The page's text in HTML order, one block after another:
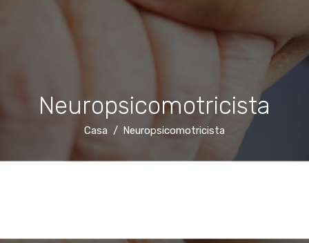
Neuropsicomotricista
Casa Neuropsicomotricista